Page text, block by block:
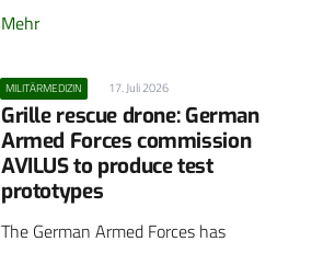
Mehr
MILITÄRMEDIZIN 17. Juli 2026
Grille rescue drone: German
Armed Forces commission
AVILUS to produce test
prototypes
The German Armed Forces has